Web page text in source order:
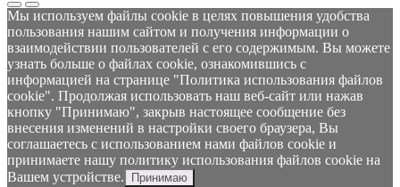
Мы используем файлы cookie в целях повышения удобства
пользования нашим сайтом и получения информации о
взаимодействии пользователей с его содержимым. Вы можете
узнать больше о файлах cookie, ознакомившись с
информацией на странице "Политика использования файлов
cookie". Продолжая использовать наш веб-сайт или нажав
кнопку "Принимаю", закрыв настоящее сообщение без
внесения изменений в настройки своего браузера, Вы
соглашаетесь с использованием нами файлов cookie и
принимаете нашу политику использования файлов cookie на
Вашем устройстве.
Принимаю